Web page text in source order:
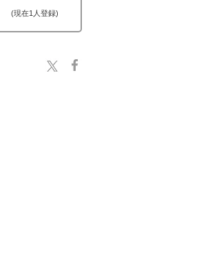
(現在1人登録)